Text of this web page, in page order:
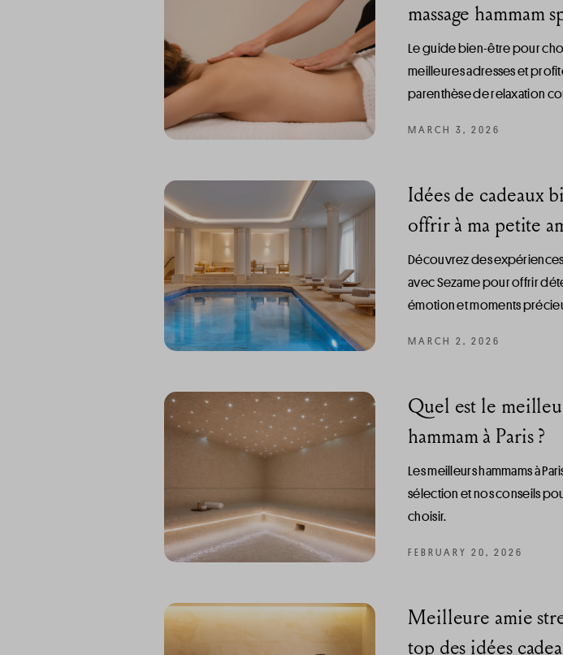
massage hammam
Le guide bien-être pour
meilleures adresses et
parenthèse de relaxation
MARCH 3, 2026
Idées de cadeaux
offrir à ma petite
Découvrez des
avec Sezame pour offrir
émotion et moments
MARCH 2, 2026
Quel est le
hammam à Paris ?
Les meilleurs hammams à
sélection et nos conseils
choisir.
FEBRUARY 20, 2026
Meilleure amie
top des idées